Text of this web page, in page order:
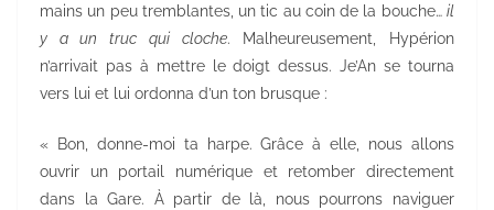
mains un peu tremblantes, un tic au coin de la bouche… il
y a un truc qui cloche. Malheureusement, Hypérion
n’arrivait pas à mettre le doigt dessus. Je’An se tourna
vers lui et lui ordonna d’un ton brusque :
« Bon, donne-moi ta harpe. Grâce à elle, nous allons
ouvrir un portail numérique et retomber directement
dans la Gare. À partir de là, nous pourrons naviguer